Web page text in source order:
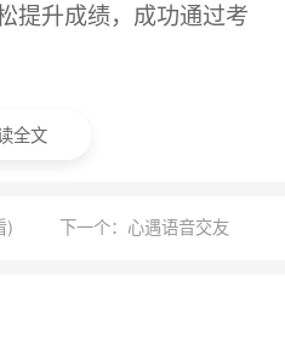
提升成绩，成功通过考
能强大， 这款软件也
们打造的，平台拥有各
全文
) 下一个：心遇语音交友